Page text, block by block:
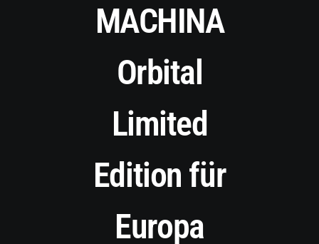
MACHINA
Orbital
Limited
Edition für
Europa